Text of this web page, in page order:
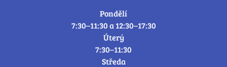
Pondělí
7:30–11:30 a 12:30–17:30
Úterý
7:30–11:30
Středa